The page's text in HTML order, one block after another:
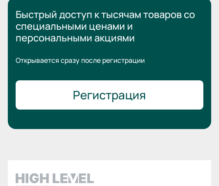
Быстрый доступ к тысячам товаровсо
специальными ценами и
персональными акциями
Открывается сразу после регистрации
Регистрация